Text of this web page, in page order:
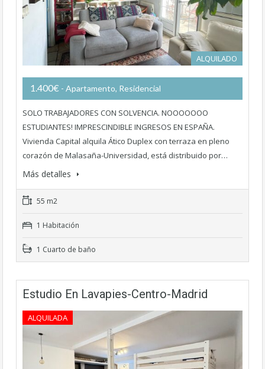
ALQUILADO
1.400€ - Apartamento, Residencial
SOLO TRABAJADORES CON SOLVENCIA. NOOOOOOO
ESTUDIANTES! IMPRESCINDIBLE INGRESOS EN ESPAÑA.
Vivienda Capital alquila Ático Duplex con terraza en pleno
corazón de Malasaña-Universidad, está distribuido por…
Más detalles
55 m2
1 Habitación
1 Cuarto de baño
Estudio En Lavapies-Centro-Madrid
ALQUILADA